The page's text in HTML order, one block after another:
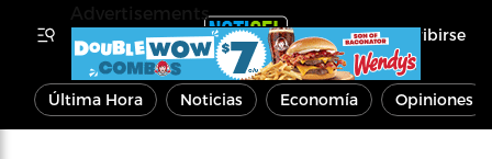
Inscribirse
Última Hora Noticias Economía Opiniones
Advertisements